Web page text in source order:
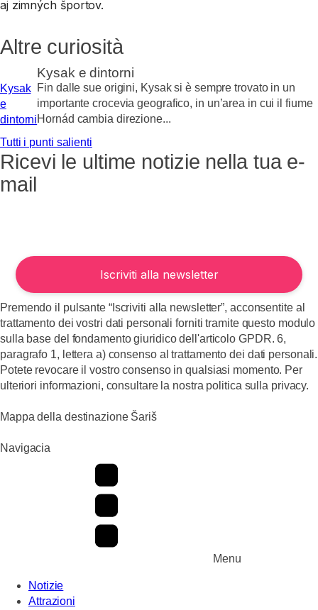
aj zimných športov.
Altre curiosità
Kysak
e
dintorni
Kysak e dintorni
Fin dalle sue origini, Kysak si è sempre trovato in un
importante crocevia geografico, in un’area in cui il fiume
Hornád cambia direzione...
Tutti i punti salienti
Ricevi le ultime notizie nella tua e-
mail
Premendo il pulsante “Iscriviti alla newsletter”, acconsentite al
trattamento dei vostri dati personali forniti tramite questo modulo
sulla base del fondamento giuridico dell'articolo GPDR. 6,
paragrafo 1, lettera a) consenso al trattamento dei dati personali.
Potete revocare il vostro consenso in qualsiasi momento. Per
ulteriori informazioni, consultare la nostra politica sulla privacy.
Mappa della destinazione Šariš
Navigacia
Menu
Notizie
Attrazioni